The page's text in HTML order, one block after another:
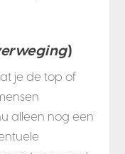
)
je de top of
alleen nog een